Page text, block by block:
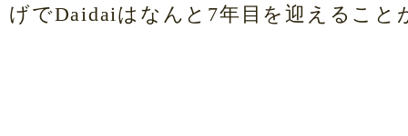
げでDaidaiはなんと7年目を迎えること